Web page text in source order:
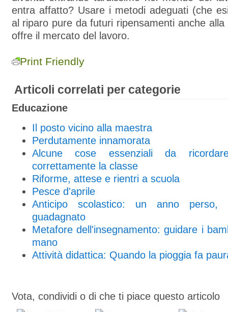
entra affatto? Usare i metodi adeguati (che
al riparo pure da futuri ripensamenti anche
offre il mercato del lavoro.
Print Friendly
Articoli correlati per categorie
Educazione
Il posto vicino alla maestra
Perdutamente innamorata
Alcune cose essenziali da
correttamente la classe
Riforme, attese e rientri a scuola
Pesce d'aprile
Anticipo scolastico: un anno
guadagnato
Metafore dell'insegnamento: guidare i
mano
Attività didattica: Quando la pioggia fa
Vota, condividi o di che ti piace questo articolo